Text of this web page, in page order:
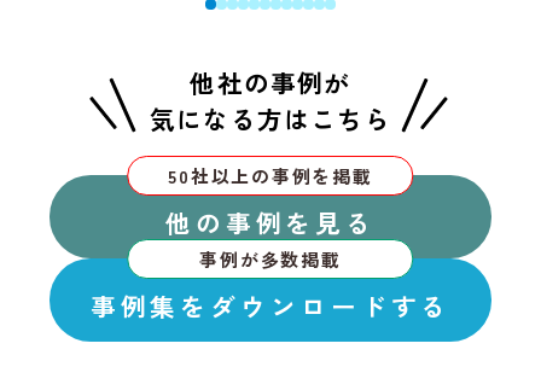
他社の事例が
気になる方はこちら
50社以上の事例を掲載
他の事例を見る
事例が多数掲載
事例集をダウンロードする